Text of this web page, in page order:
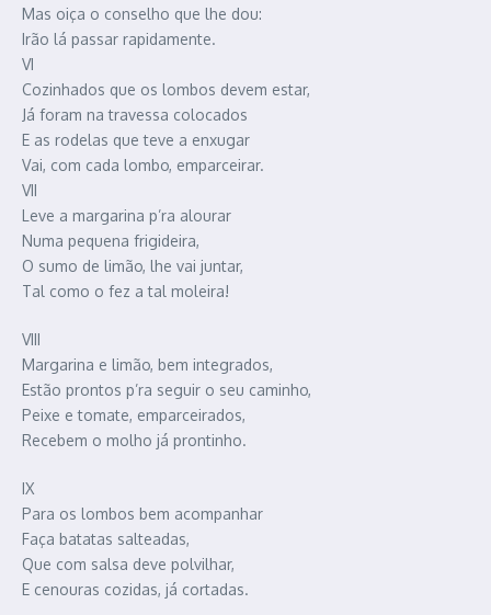
Mas oiça o conselho que lhe dou:
Irão lá passar rapidamente.
VI
Cozinhados que os lombos devem estar,
Já foram na travessa colocados
E as rodelas que teve a enxugar
Vai, com cada lombo, emparceirar.
VII
Leve a margarina p’ra alourar
Numa pequena frigideira,
O sumo de limão, lhe vai juntar,
Tal como o fez a tal moleira!
VIII
Margarina e limão, bem integrados,
Estão prontos p’ra seguir o seu caminho,
Peixe e tomate, emparceirados,
Recebem o molho já prontinho.
IX
Para os lombos bem acompanhar
Faça batatas salteadas,
Que com salsa deve polvilhar,
E cenouras cozidas, já cortadas.